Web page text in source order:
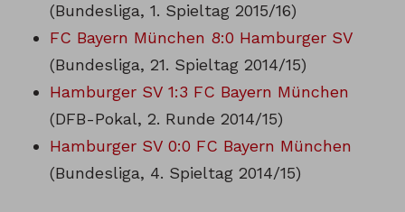
(Bundesliga, 1. Spieltag 2015/16)
FC Bayern München 8:0 Hamburger SV
(Bundesliga, 21. Spieltag 2014/15)
Hamburger SV 1:3 FC Bayern München
(DFB-Pokal, 2. Runde 2014/15)
Hamburger SV 0:0 FC Bayern München
(Bundesliga, 4. Spieltag 2014/15)